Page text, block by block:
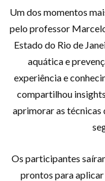
Um dos momentos
pelo professor
Estado do Rio de
aquática e
experiência e
compartilhou
aprimorar as técnicas
Os participantes
prontos para aplicar